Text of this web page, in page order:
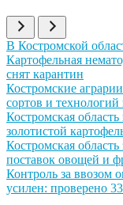
Иллюстрация
В Костромской
Иллюстрация
Картофельная
снят карантин
Иллюстрация
Костромские
сортов и технологий
Иллюстрация
Костромская область
золотистой
Иллюстрация
Костромская
поставок овощей и
Иллюстрация
Контроль за ввозом
усилен: проверено